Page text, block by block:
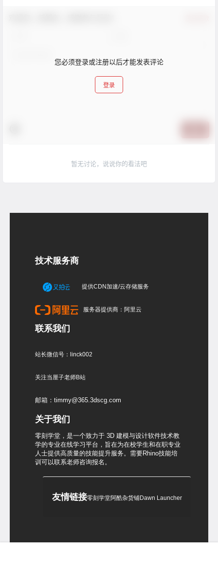
您必须登录或注册以后才能发表评论
登录
暂无讨论，说说你的看法吧
技术服务商
提供CDN加速/云存储服务
服务器提供商：阿里云
联系我们
站长微信号：linck002
关注当厘子老师B站
邮箱：timmy@365.3dscg.com
关于我们
零刻学堂，是一个致力于 3D 建模与设计软件技术教
学的专业在线学习平台，旨在为在校学生和在职专业
人士提供高质量的技能提升服务。需要Rhino技能培
训可以联系老师咨询报名。
友情链接零刻学堂阿酷杂货铺Dawn Launcher